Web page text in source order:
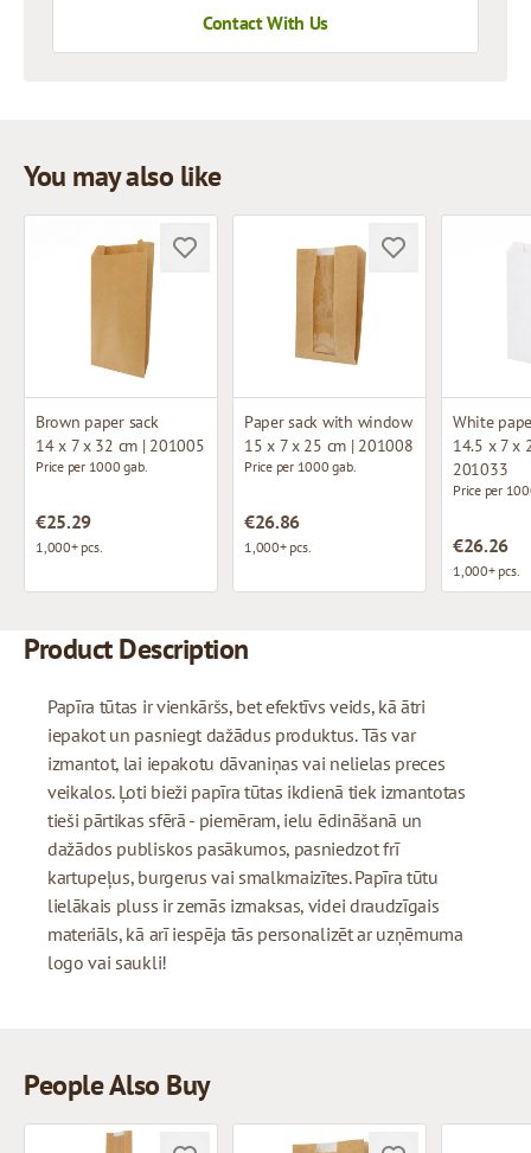
Contact With Us
You may also like
Brown paper sack
14 x 7 x 32 cm | 201005
Price per 1000 gab.
€25.29
1,000+ pcs.
Paper sack with window
15 x 7 x 25 cm | 201008
Price per 1000 gab.
€26.86
1,000+ pcs.
White
14.5 x 7 x
201033
Price per
€26.26
1,000+ pcs.
Product Description
Papīra tūtas ir vienkāršs, bet efektīvs veids, kā ātri
iepakot un pasniegt dažādus produktus. Tās var
izmantot, lai iepakotu dāvaniņas vai nelielas preces
veikalos. Ļoti bieži papīra tūtas ikdienā tiek izmantotas
tieši pārtikas sfērā - piemēram, ielu ēdināšanā un
dažādos publiskos pasākumos, pasniedzot frī
kartupeļus, burgerus vai smalkmaizītes. Papīra tūtu
lielākais pluss ir zemās izmaksas, videi draudzīgais
materiāls, kā arī iespēja tās personalizēt ar uzņēmuma
logo vai saukli!
People Also Buy